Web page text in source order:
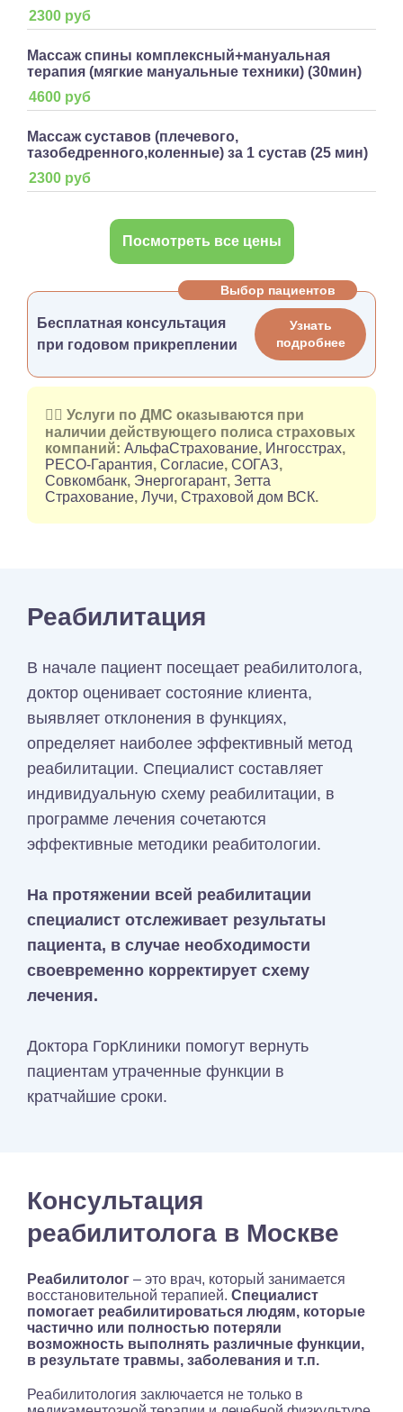
2300 руб
Массаж спины комплексный+мануальная
терапия (мягкие мануальные техники) (30мин)
4600 руб
Массаж суставов (плечевого,
тазобедренного,коленные) за 1 сустав (25 мин)
2300 руб
Посмотреть все цены
Выбор пациентов
Бесплатная консультация
при годовом прикреплении
Узнать
подробнее
👉🏻 Услуги по ДМС оказываются при
наличии действующего полиса страховых
компаний: АльфаСтрахование, Ингосстрах,
РЕСО-Гарантия, Согласие, СОГАЗ,
Совкомбанк, Энергогарант, Зетта
Страхование, Лучи, Страховой дом ВСК.
Реабилитация
В начале пациент посещает реабилитолога,
доктор оценивает состояние клиента,
выявляет отклонения в функциях,
определяет наиболее эффективный метод
реабилитации. Специалист составляет
индивидуальную схему реабилитации, в
программе лечения сочетаются
эффективные методики реабитологии.
На протяжении всей реабилитации
специалист отслеживает результаты
пациента, в случае необходимости
своевременно корректирует схему
лечения.
Доктора ГорКлиники помогут вернуть
пациентам утраченные функции в
кратчайшие сроки.
Консультация
реабилитолога в Москве
Реабилитолог – это врач, который занимается
восстановительной терапией. Специалист
помогает реабилитироваться людям, которые
частично или полностью потеряли
возможность выполнять различные функции,
в результате травмы, заболевания и т.п.
Реабилитология заключается не только в